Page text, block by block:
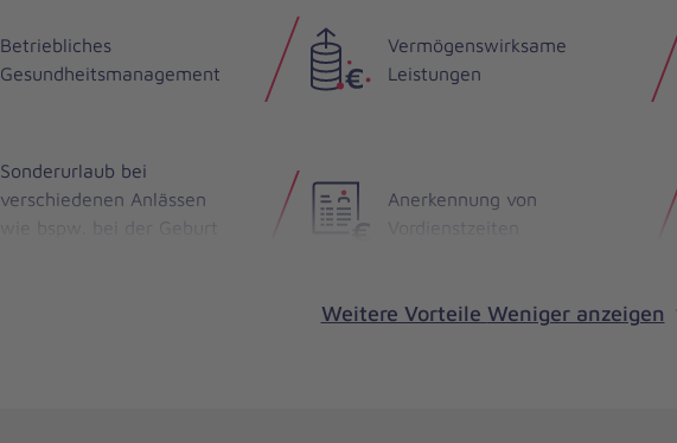
Betriebliches
Gesundheitsmanagement
Vermögenswirksame
Leistungen
Sonderurlaub bei
verschiedenen Anlässen
Anerkennung von
Weitere Vorteile Weniger anzeigen